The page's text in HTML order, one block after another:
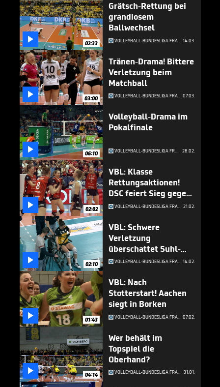
 02:33
Grätsch-Rettung bei
grandiosem
Ballwechsel
VOLLEYBALL-BUNDESLIGA FRAUEN 14.03.
 03:00
Tränen-Drama! Bittere
Verletzung beim
Matchball
VOLLEYBALL-BUNDESLIGA FRAUEN 07.03.
 06:10
Volleyball-Drama im
Pokalfinale
VOLLEYBALL-BUNDESLIGA FRAUEN 28.02.
 02:02
VBL: Klasse
Rettungsaktionen!
DSC feiert Sieg gegen
Borken
VOLLEYBALL-BUNDESLIGA FRAUEN 21.02.
 02:10
VBL: Schwere
Verletzung
überschattet Suhl-
Sieg
VOLLEYBALL-BUNDESLIGA FRAUEN 14.02.
 01:43
VBL: Nach
Stotterstart! Aachen
siegt in Borken
VOLLEYBALL-BUNDESLIGA FRAUEN 07.02.
 04:14
Wer behält im
Topspiel die
Oberhand?
VOLLEYBALL-BUNDESLIGA FRAUEN 31.01.